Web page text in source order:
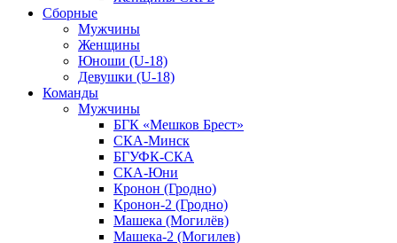
Сборные
Мужчины
Женщины
Юноши (U-18)
Девушки (U-18)
Команды
Мужчины
БГК «Мешков Брест»
СКА-Минск
БГУФК-СКА
СКА-Юни
Кронон (Гродно)
Кронон-2 (Гродно)
Машека (Могилёв)
Машека-2 (Могилев)